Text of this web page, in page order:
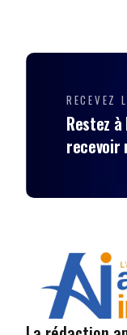
RECEVEZ
Restez
recevoir